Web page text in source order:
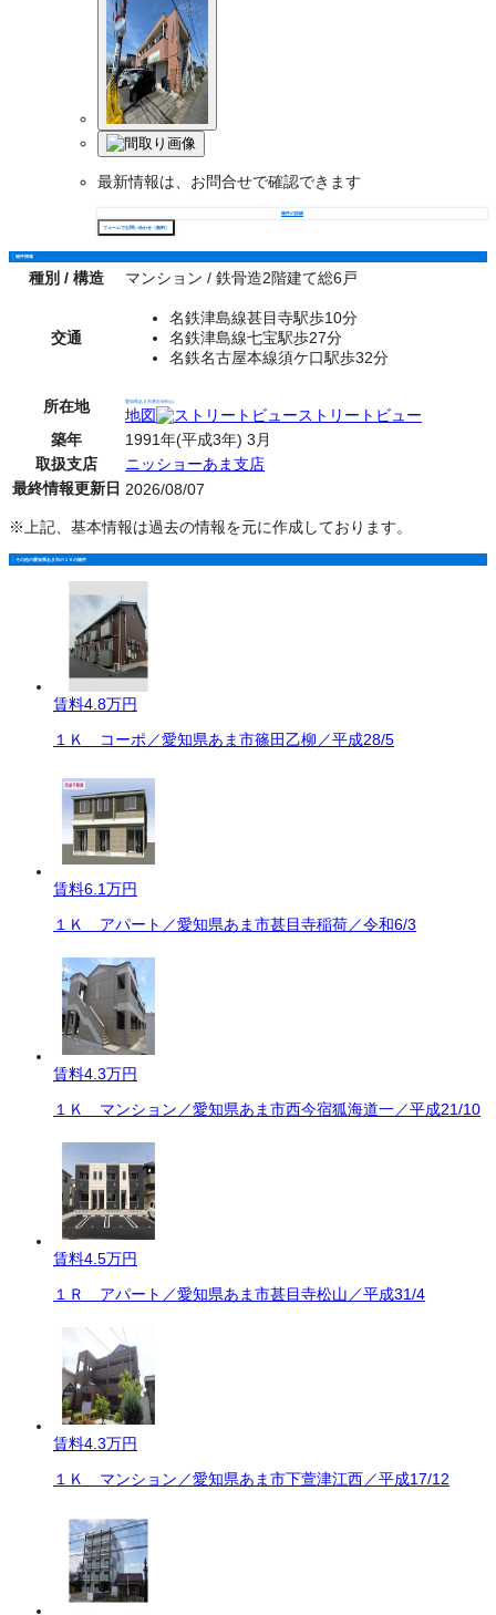
最新情報は、お問合せで確認できます
物件の詳細
フォームでお問い合わせ（無料）
物件情報
種別 / 構造 マンション / 鉄骨造2階建て総6戸
交通
名鉄津島線甚目寺駅歩10分
名鉄津島線七宝駅歩27分
名鉄名古屋本線須ケ口駅歩32分
所在地 愛知県あま市甚目寺松山
地図
ストリートビュー
築年
1991年(平成3年) 3月
取扱支店
ニッショーあま支店
最終情報更新日 2026/08/07
※上記、基本情報は過去の情報を元に作成しております。
その他の愛知県あま市の１Ｋの物件
賃料4.8万円
１Ｋ コーポ／愛知県あま市篠田乙柳／平成28/5
賃料6.1万円
１Ｋ アパート／愛知県あま市甚目寺稲荷／令和6/3
賃料4.3万円
１Ｋ マンション／愛知県あま市西今宿狐海道一／平成21/10
賃料4.5万円
１Ｒ アパート／愛知県あま市甚目寺松山／平成31/4
賃料4.3万円
１Ｋ マンション／愛知県あま市下萱津江西／平成17/12